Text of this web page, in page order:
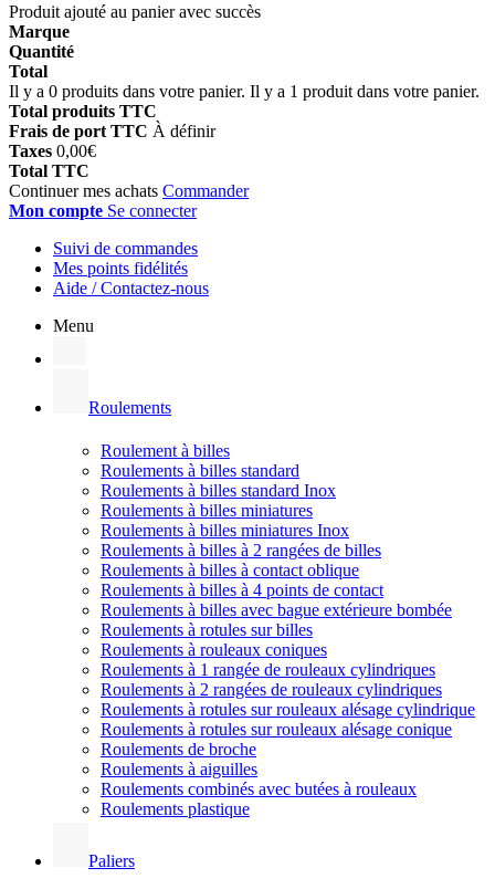
Produit ajouté au panier avec succès
Marque
Quantité
Total
Il y a 0 produits dans votre panier. Il y a 1 produit dans votre panier.
Total produits TTC
Frais de port TTC À définir
Taxes 0,00€
Total TTC
Continuer mes achats Commander
Mon compte Se connecter
Suivi de commandes
Mes points fidélités
Aide / Contactez-nous
Menu
Roulements
Roulement à billes
Roulements à billes standard
Roulements à billes standard Inox
Roulements à billes miniatures
Roulements à billes miniatures Inox
Roulements à billes à 2 rangées de billes
Roulements à billes à contact oblique
Roulements à billes à 4 points de contact
Roulements à billes avec bague extérieure bombée
Roulements à rotules sur billes
Roulements à rouleaux coniques
Roulements à 1 rangée de rouleaux cylindriques
Roulements à 2 rangées de rouleaux cylindriques
Roulements à rotules sur rouleaux alésage cylindrique
Roulements à rotules sur rouleaux alésage conique
Roulements de broche
Roulements à aiguilles
Roulements combinés avec butées à rouleaux
Roulements plastique
Paliers